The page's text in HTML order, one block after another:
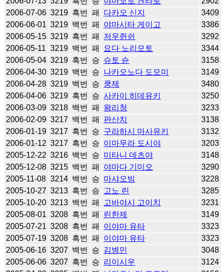
2006-07-06 3219 흑번 패 다카오 신지
3409
2006-06-01 3219 백번 패 야마시타 게이고
3386
2006-05-15 3219 흑번 패 저우쥔쉰
3292
2006-05-11 3219 백번 패 요다 노리모토
3344
2006-05-04 3219 흑번 승 슈토 슌
3158
2006-04-30 3219 백번 승 나카오노다 도모미
3149
2006-04-28 3219 백번 승 쿵제
3480
2006-04-06 3219 흑번 승 사카이 히데유키
3250
2006-03-09 3218 백번 패 왕리청
3233
2006-02-09 3217 백번 패 판산치
3138
2006-01-19 3217 흑번 승 구라하시 마사유키
3132
2006-01-12 3217 흑번 승 이마무라 도시야
3203
2005-12-22 3216 백번 승 미타니 데츠야
3148
2005-12-08 3215 백번 패 야마다 기미오
3290
2005-11-08 3214 백번 승 마샤오빙
3228
2005-10-27 3213 흑번 승 고노 린
3285
2005-10-20 3213 백번 패 고바야시 고이치
3231
2005-08-01 3208 흑번 패 린한제
3149
2005-07-21 3208 흑번 패 이야마 유타
3323
2005-07-19 3208 흑번 패 이야마 유타
3323
2005-06-16 3207 백번 승 김병민
3048
2005-06-06 3207 흑번 승 리이시우
3124